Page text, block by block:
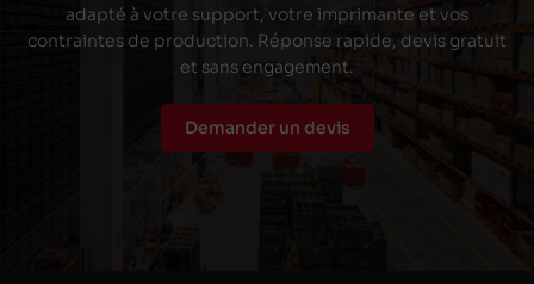
adapté à votre support, votre imprimante et vos
contraintes de production. Réponse rapide, devis gratuit
et sans engagement.
Demander un devis